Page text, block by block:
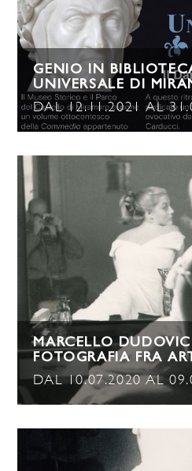
GENIO IN
UNIVERSALE DI
DAL 12.11.2021 AL
MARCELLO
FOTOGRAFIA FRA
DAL 10.07.2020 AL